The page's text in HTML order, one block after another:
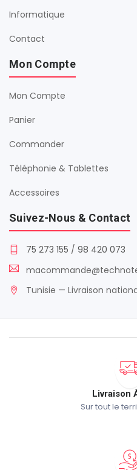
Informatique
Contact
Mon Compte
Mon Compte
Panier
Commander
Téléphonie & Tablettes
Accessoires
Suivez-Nous & Contact
75 273 155 / 98 420 073
Tunisie — Livraison
Livraison
Sur tout le